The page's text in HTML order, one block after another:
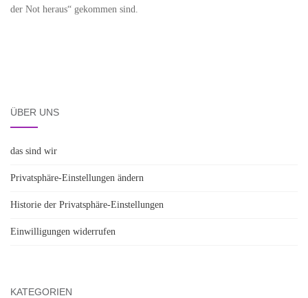
der Not heraus“ gekommen sind.
ÜBER UNS
das sind wir
Privatsphäre-Einstellungen ändern
Historie der Privatsphäre-Einstellungen
Einwilligungen widerrufen
KATEGORIEN